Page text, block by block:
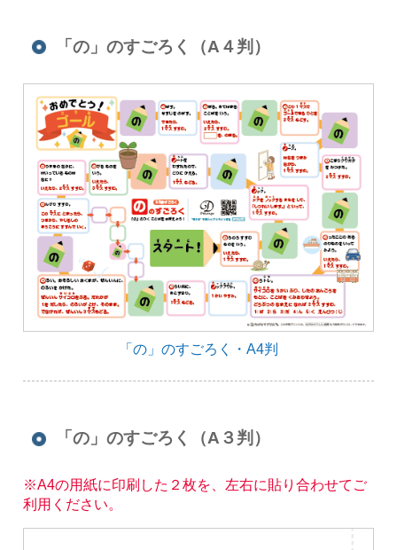
「の」のすごろく（A４判）
「の」のすごろく・A4判
「の」のすごろく（A３判）
※A4の用紙に印刷した２枚を、左右に貼り合わせてご
利用ください。